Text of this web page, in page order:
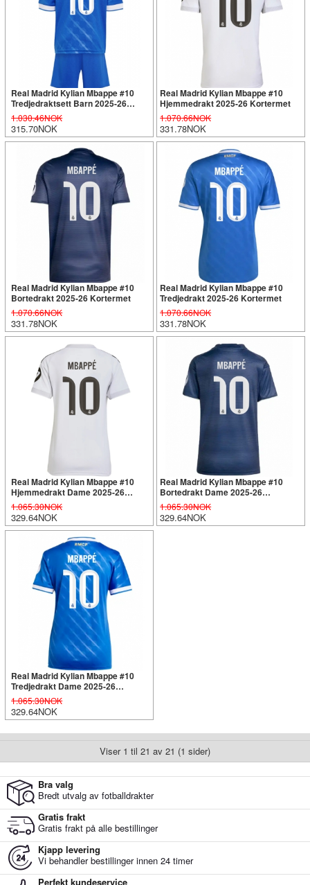
Real Madrid Kylian Mbappe #10
Tredjedraktsett Barn 2025-26
Kortermet (+ Korte bukser)
1.030.46NOK
315.70NOK
Real Madrid Kylian Mbappe #10
Hjemmedrakt 2025-26 Kortermet
1.070.66NOK
331.78NOK
Real Madrid Kylian Mbappe #10
Bortedrakt 2025-26 Kortermet
1.070.66NOK
331.78NOK
Real Madrid Kylian Mbappe #10
Tredjedrakt 2025-26 Kortermet
1.070.66NOK
331.78NOK
Real Madrid Kylian Mbappe #10
Hjemmedrakt Dame 2025-26
Kortermet
1.065.30NOK
329.64NOK
Real Madrid Kylian Mbappe #10
Bortedrakt Dame 2025-26
Kortermet
1.065.30NOK
329.64NOK
Real Madrid Kylian Mbappe #10
Tredjedrakt Dame 2025-26
Kortermet
1.065.30NOK
329.64NOK
Viser 1 til 21 av 21 (1 sider)
Bra valg
Bredt utvalg av fotballdrakter
Gratis frakt
Gratis frakt på alle bestillinger
Kjapp levering
Vi behandler bestillinger innen 24 timer
Perfekt kundeservice